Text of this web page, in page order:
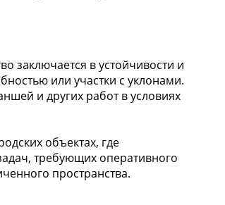
в устойчивости и
или участки с уклонами.
и других работ в условиях
объектах, где
требующих оперативного
пространства.